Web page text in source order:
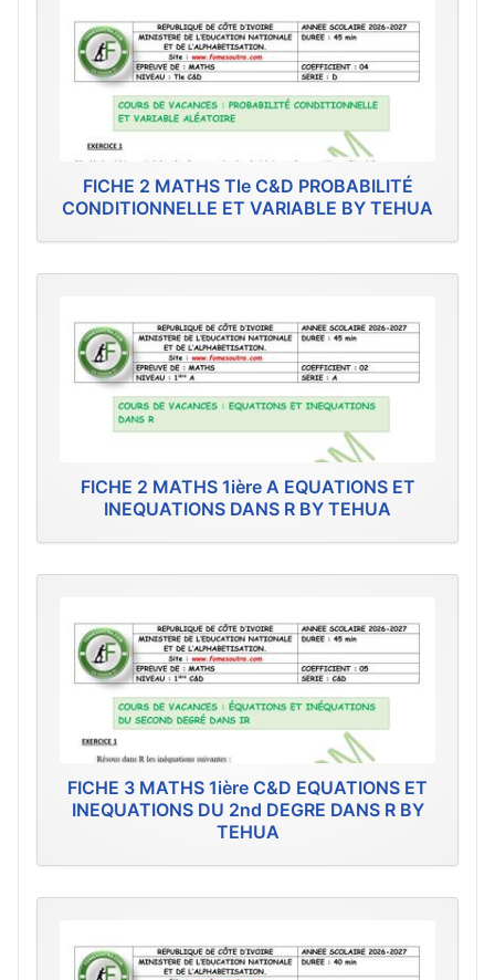
FICHE 2 MATHS Tle C&D PROBABILITÉ
CONDITIONNELLE ET VARIABLE BY TEHUA
FICHE 2 MATHS 1ière A EQUATIONS ET
INEQUATIONS DANS R BY TEHUA
FICHE 3 MATHS 1ière C&D EQUATIONS ET
INEQUATIONS DU 2nd DEGRE DANS R BY
TEHUA